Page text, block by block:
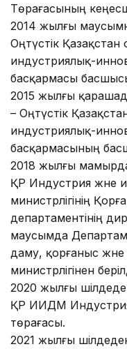
Төрағасының
2014 жылғы
Оңтүстік Қазақстан
индустриялық-
басқармасы
2015 жылғы
– Оңтүстік
индустриялық-
басқармасының
2018 жылғы
ҚР Индустрия және
министрлігінің
департаментінің
маусымда
даму, қорғаныс және
министрлігінен
2020 жылғы
ҚР ИИДМ
төрағасы.
2021 жылғы